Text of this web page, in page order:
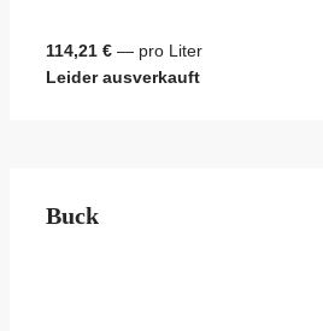
114,21 € — pro Liter
Leider ausverkauft
Buck